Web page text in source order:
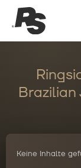
Brazilian
Keine Inhalte